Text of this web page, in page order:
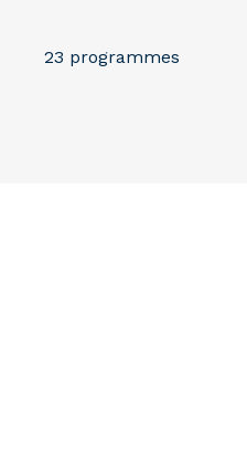
23 programmes